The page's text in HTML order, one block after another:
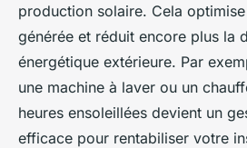
production solaire. Cela
générée et réduit encore plus la
énergétique extérieure. Par
une machine à laver ou un
heures ensoleillées devient un
efficace pour rentabiliser votre